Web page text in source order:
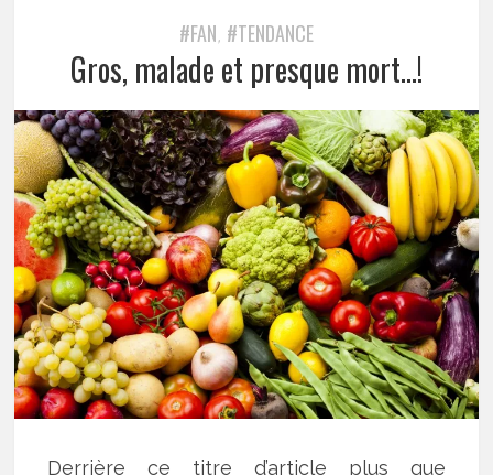
#FAN, #TENDANCE
Gros, malade et presque mort…!
Derrière ce titre d’article plus que